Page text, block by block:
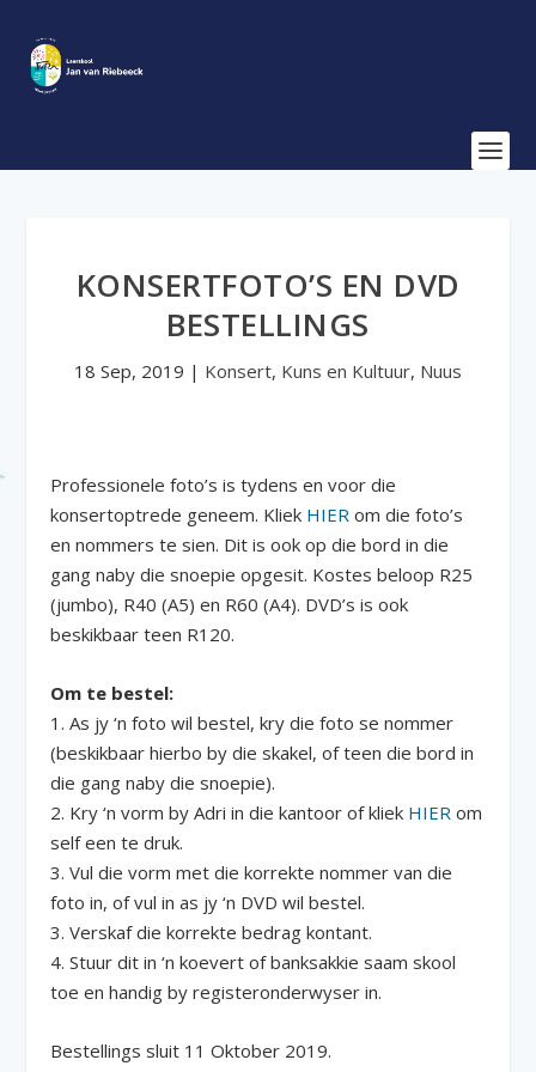
KONSERTFOTO’S EN DVD
BESTELLINGS
18 Sep, 2019 | Konsert, Kuns en Kultuur, Nuus
Professionele foto’s is tydens en voor die
konsertoptrede geneem. Kliek HIER om die foto’s
en nommers te sien. Dit is ook op die bord in die
gang naby die snoepie opgesit. Kostes beloop R25
(jumbo), R40 (A5) en R60 (A4). DVD’s is ook
beskikbaar teen R120.
Om te bestel:
1. As jy ‘n foto wil bestel, kry die foto se nommer
(beskikbaar hierbo by die skakel, of teen die bord in
die gang naby die snoepie).
2. Kry ‘n vorm by Adri in die kantoor of kliek HIER om
self een te druk.
3. Vul die vorm met die korrekte nommer van die
foto in, of vul in as jy ‘n DVD wil bestel.
3. Verskaf die korrekte bedrag kontant.
4. Stuur dit in ‘n koevert of banksakkie saam skool
toe en handig by registeronderwyser in.
Bestellings sluit 11 Oktober 2019.